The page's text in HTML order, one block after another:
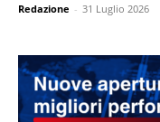
Redazione - 31 Luglio 2026